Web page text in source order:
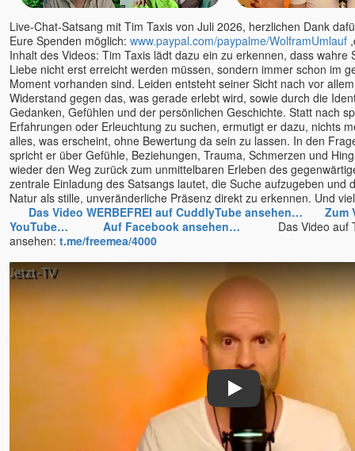
Bewusstseinsschule
geistreich
Bhashkar Perinchery
Braum, Slyvia & Franz,
Geistheilung nach Horst
Krone
Bruno Würtenberger - Free
Spirit TV
Byron Katie
Canela Michelle Meyers
Cara Barbi Lienert
Caro Fischer
Cesar Teruel
Chandrika
Charles Kunow
Christian Meyer
Christian Salvesen
Live-Chat-Satsang mit Tim Taxis von Juli 2026, herzlichen Dank
Eure Spenden möglich: www.paypal.com/paypalme/WolframUmlauf
Inhalt des Videos: Tim Taxis lädt dazu ein zu erkennen, dass wahre
Liebe nicht erst erreicht werden müssen, sondern immer schon im
Moment vorhanden sind. Leiden entsteht seiner Sicht nach vor
Widerstand gegen das, was gerade erlebt wird, sowie durch die
Gedanken, Gefühlen und der persönlichen Geschichte. Statt nach
Erfahrungen oder Erleuchtung zu suchen, ermutigt er dazu, nichts
alles, was erscheint, ohne Bewertung da sein zu lassen. In den
spricht er über Gefühle, Beziehungen, Trauma, Schmerzen und
wieder den Weg zurück zum unmittelbaren Erleben des
zentrale Einladung des Satsangs lautet, die Suche aufzugeben und
Natur als stille, unveränderliche Präsenz direkt zu erkennen. Und
Das Video WERBEFREI auf CuddlyTube ansehen…
Zum
YouTube…
Auf Facebook ansehen… Das Video auf
ansehen: t.me/freemea/4000
Play